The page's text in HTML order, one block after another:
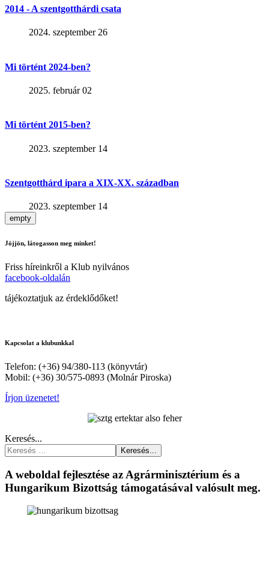
2014 - A szentgotthárdi csata
2024. szeptember 26
Mi történt 2024-ben?
2025. február 02
Mi történt 2015-ben?
2023. szeptember 14
Szentgotthárd ipara a XIX-XX. században
2023. szeptember 14
empty
Jöjjön, látogasson meg minket!
Friss híreinkről a Klub nyilvános
facebook-oldalán
tájékoztatjuk az érdeklődőket!
Kapcsolat a klubunkkal
Telefon: (+36) 94/380-113 (könyvtár)
Mobil: (+36) 30/575-0893 (Molnár Piroska)
Írjon üzenetet!
Keresés...
Keresés...
A weboldal fejlesztése az Agrárminisztérium és a
Hungarikum Bizottság támogatásával valósult meg.